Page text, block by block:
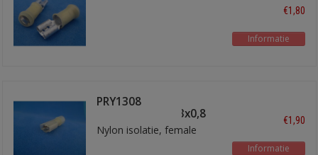
€1,80
Informatie
PRY1308
schuifstekker6,3x0,8
Nylon isolatie, female
€1,90
Informatie